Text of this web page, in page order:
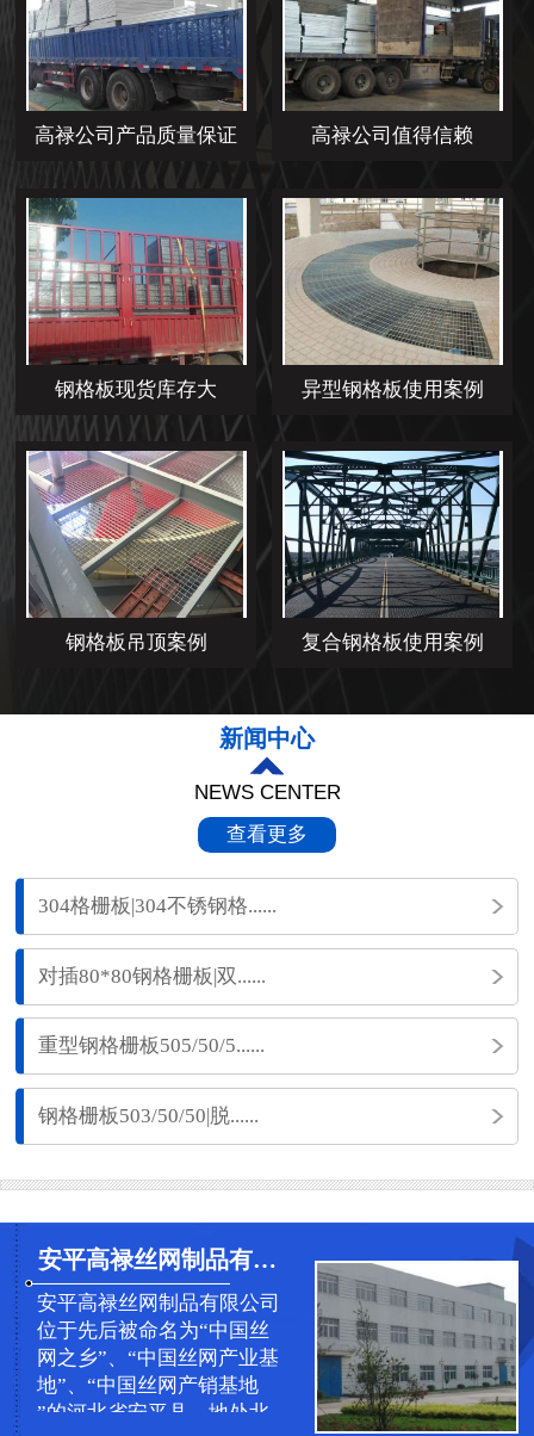
高禄公司产品质量保证 高禄公司值得信赖
钢格板现货库存大 异型钢格板使用案例
钢格板吊顶案例 复合钢格板使用案例
新闻中心
NEWS CENTER
查看更多
304格栅板|304不锈钢格......
对插80*80钢格栅板|双......
重型钢格栅板505/50/5......
钢格栅板503/50/50|脱......
安平高禄丝网制品有限公司
安平高禄丝网制品有限公司
位于先后被命名为“中国丝
网之乡”、“中国丝网产业基
地”、“中国丝网产销基地
”的河北省安平县，地处北